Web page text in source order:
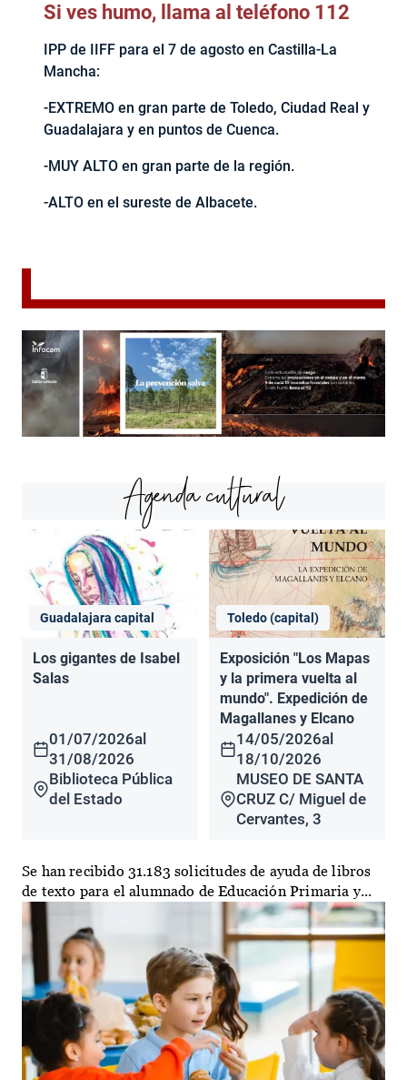
Si ves humo, llama al teléfono 112
IPP de IIFF para el 7 de agosto en Castilla-La
Mancha:
-EXTREMO en gran parte de Toledo, Ciudad Real y
Guadalajara y en puntos de Cuenca.
-MUY ALTO en gran parte de la región.
-ALTO en el sureste de Albacete.
Agenda cultural
Guadalajara capital
Los gigantes de Isabel
Salas
01/07/2026al
31/08/2026
Biblioteca Pública
del Estado
Toledo (capital)
Exposición "Los Mapas
y la primera vuelta al
mundo". Expedición de
Magallanes y Elcano
14/05/2026al
18/10/2026
MUSEO DE SANTA
CRUZ C/ Miguel de
Cervantes, 3
Se han recibido 31.183 solicitudes de ayuda de libros
de texto para el alumnado de Educación Primaria y...